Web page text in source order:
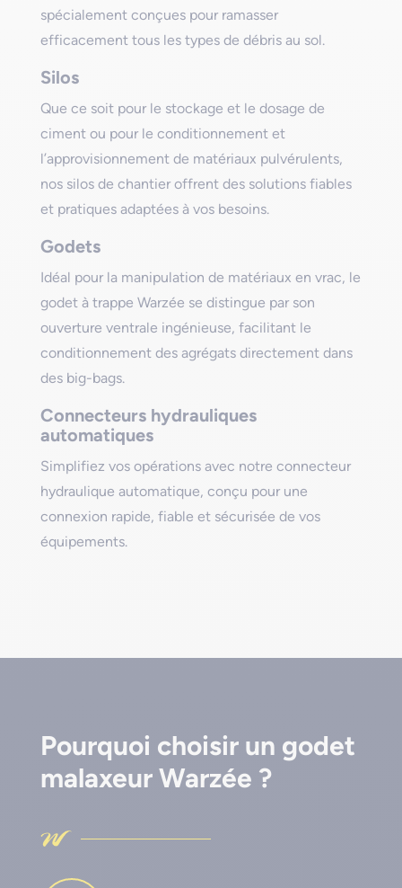
spécialement conçues pour ramasser
efficacement tous les types de débris au sol.
Silos
Que ce soit pour le stockage et le dosage de
ciment ou pour le conditionnement et
l’approvisionnement de matériaux pulvérulents,
nos silos de chantier offrent des solutions fiables
et pratiques adaptées à vos besoins.
Godets
Idéal pour la manipulation de matériaux en vrac, le
godet à trappe Warzée se distingue par son
ouverture ventrale ingénieuse, facilitant le
conditionnement des agrégats directement dans
des big-bags.
Connecteurs hydrauliques
automatiques
Simplifiez vos opérations avec notre connecteur
hydraulique automatique, conçu pour une
connexion rapide, fiable et sécurisée de vos
équipements.
Pourquoi choisir un godet
malaxeur Warzée ?